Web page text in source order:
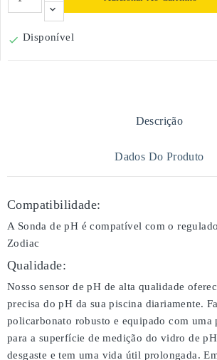
 Disponível
Descrição
Dados Do Produto
Compatibilidade:
A Sonda de pH é compatível com o
Zodiac
Qualidade:
Nosso sensor de pH de alta qualidade
precisa do pH da sua piscina diariamente.
policarbonato robusto e equipado com uma
para a superfície de medição do vidro de
desgaste e tem uma vida útil prolongada.